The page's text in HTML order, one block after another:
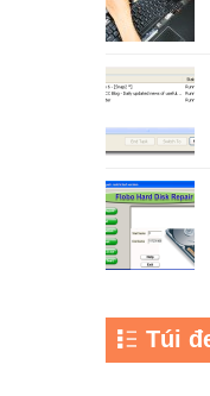
Túi